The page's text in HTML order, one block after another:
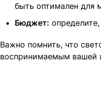
быть оптимален для
Бюджет:
Важно помнить, что
воспринимаемым вашей